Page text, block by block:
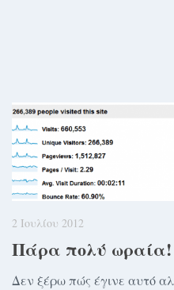
2 Ιουλίου 2012
Πάρα πολύ ωραία!
Δεν ξέρω πώς έγινε αυτό